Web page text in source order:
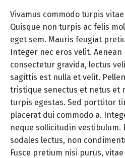
Vivamus commodo turpis
Quisque non turpis ac felis
eget sem. Mauris feugiat
Integer nec eros velit.
consectetur gravida, lectus
sagittis est nulla et velit.
tristique senectus et netus et
turpis egestas. Sed porttitor
placerat dui commodo a.
neque sollicitudin vestibulum.
sodales lectus, non
Fusce pretium nisi purus,